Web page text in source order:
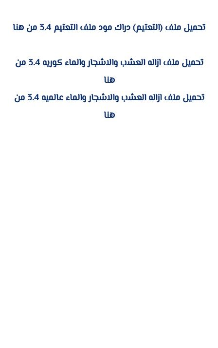
تحميل ملف (التعتيم) دراك مود ملف التعتيم 3.4 من هنا
تحميل ملف ازاله العشب والاشجار والماء كوريه 3.4 من
هنا
تحميل ملف ازاله العشب والاشجار والماء عالميه 3.4 من
هنا